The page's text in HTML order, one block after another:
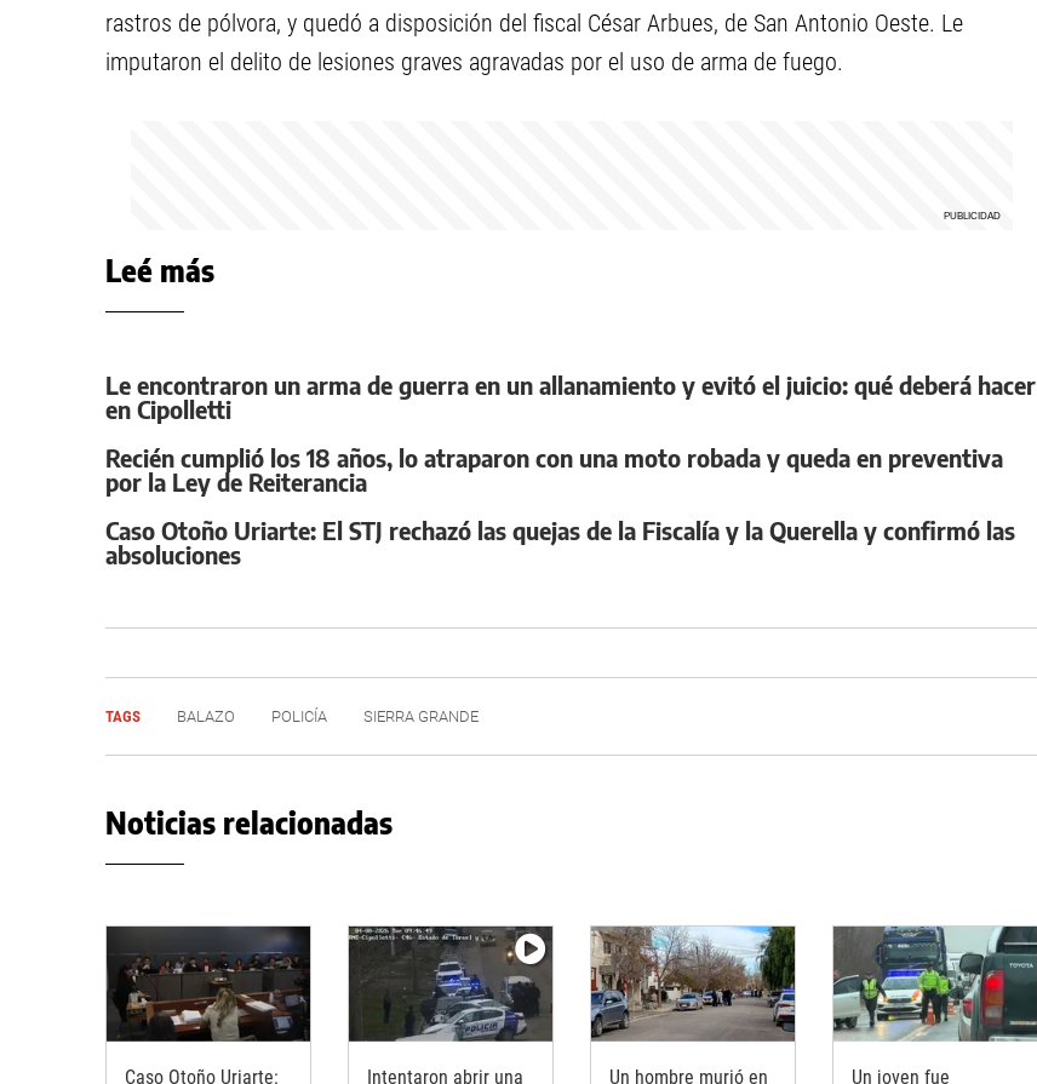
rastros de pólvora, y quedó a disposición del fiscal César Arbues, de San Antonio Oeste. Le
imputaron el delito de lesiones graves agravadas por el uso de arma de fuego.
Leé más
Le encontraron un arma de guerra en un allanamiento y evitó el juicio: qué deberá hacer
en Cipolletti
Recién cumplió los 18 años, lo atraparon con una moto robada y queda en preventiva
por la Ley de Reiterancia
Caso Otoño Uriarte: El STJ rechazó las quejas de la Fiscalía y la Querella y confirmó las
absoluciones
TAGS BALAZO POLICÍA SIERRA GRANDE
Noticias relacionadas
Caso Otoño Uriarte: Intentaron abrir una Un hombre murió en Un joven fue